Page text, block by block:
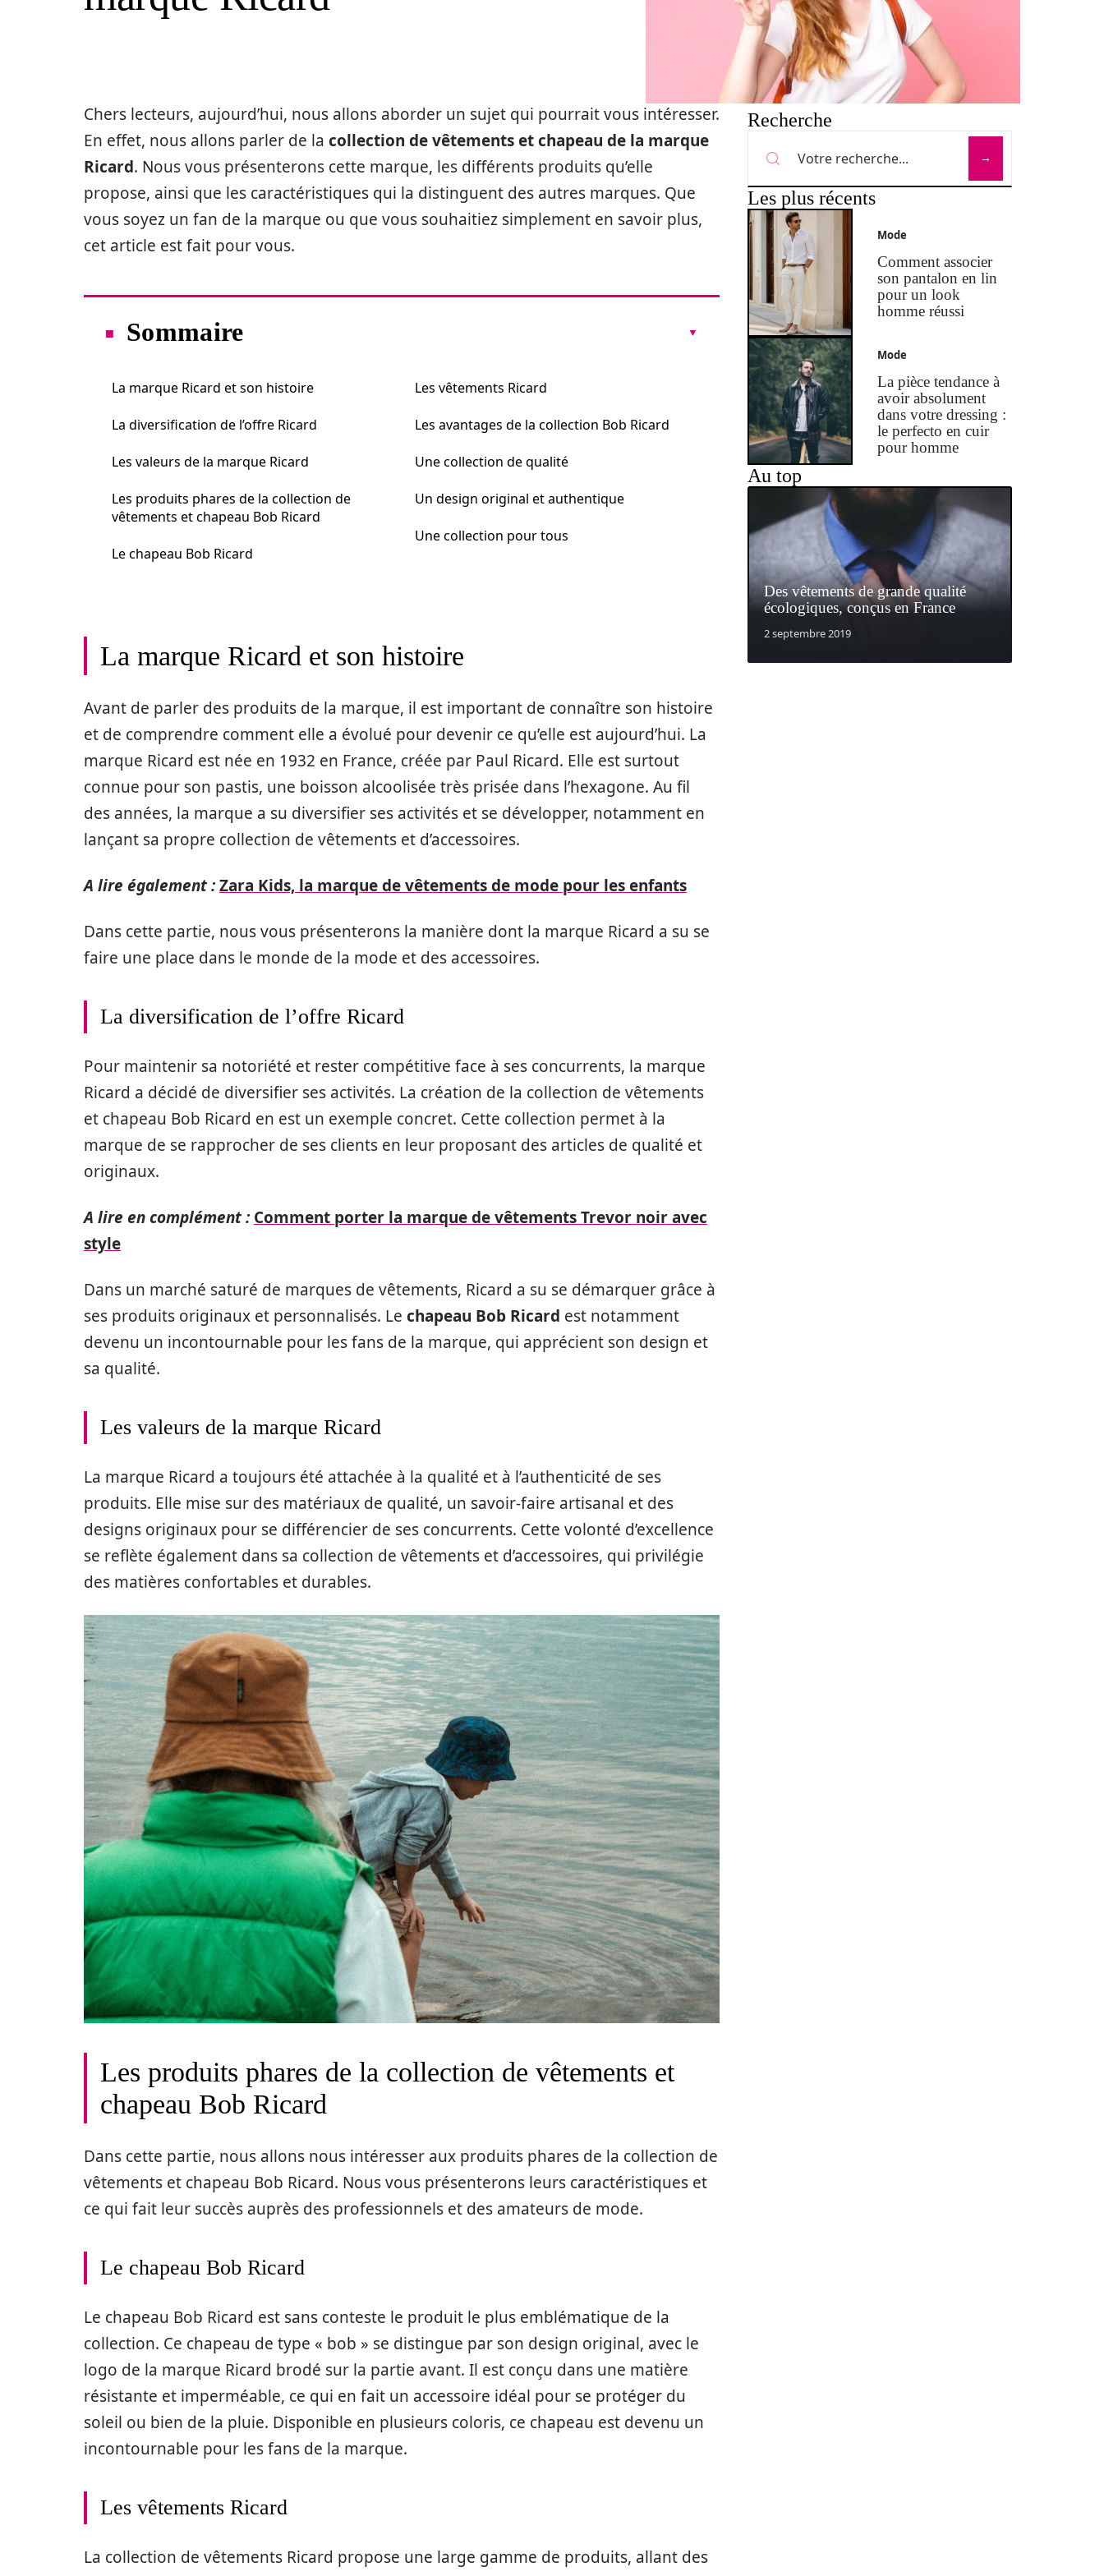
Chers lecteurs, aujourd’hui, nous allons aborder un sujet qui pourrait vous intéresser.
En effet, nous allons parler de la collection de vêtements et chapeau de la marque
Ricard. Nous vous présenterons cette marque, les différents produits qu’elle
propose, ainsi que les caractéristiques qui la distinguent des autres marques. Que
vous soyez un fan de la marque ou que vous souhaitiez simplement en savoir plus,
cet article est fait pour vous.
Sommaire
La marque Ricard et son histoire
La diversification de l’offre Ricard
Les valeurs de la marque Ricard
Les produits phares de la collection de
vêtements et chapeau Bob Ricard
Le chapeau Bob Ricard
Les vêtements Ricard
Les avantages de la collection Bob Ricard
Une collection de qualité
Un design original et authentique
Une collection pour tous
La marque Ricard et son histoire
Avant de parler des produits de la marque, il est important de connaître son histoire
et de comprendre comment elle a évolué pour devenir ce qu’elle est aujourd’hui. La
marque Ricard est née en 1932 en France, créée par Paul Ricard. Elle est surtout
connue pour son pastis, une boisson alcoolisée très prisée dans l’hexagone. Au fil
des années, la marque a su diversifier ses activités et se développer, notamment en
lançant sa propre collection de vêtements et d’accessoires.
A lire également :Zara Kids, la marque de vêtements de mode pour les enfants
Dans cette partie, nous vous présenterons la manière dont la marque Ricard a su se
faire une place dans le monde de la mode et des accessoires.
La diversification de l’offre Ricard
Pour maintenir sa notoriété et rester compétitive face à ses concurrents, la marque
Ricard a décidé de diversifier ses activités. La création de la collection de vêtements
et chapeau Bob Ricard en est un exemple concret. Cette collection permet à la
marque de se rapprocher de ses clients en leur proposant des articles de qualité et
originaux.
A lire en complément : Comment porter la marque de vêtements Trevor noir avec
style
Dans un marché saturé de marques de vêtements, Ricard a su se démarquer grâce à
ses produits originaux et personnalisés. Le chapeau Bob Ricard est notamment
devenu un incontournable pour les fans de la marque, qui apprécient son design et
sa qualité.
Les valeurs de la marque Ricard
La marque Ricard a toujours été attachée à la qualité et à l’authenticité de ses
produits. Elle mise sur des matériaux de qualité, un savoir-faire artisanal et des
designs originaux pour se différencier de ses concurrents. Cette volonté d’excellence
se reflète également dans sa collection de vêtements et d’accessoires, qui privilégie
des matières confortables et durables.
Les produits phares de la collection de vêtements et
chapeau Bob Ricard
Dans cette partie, nous allons nous intéresser aux produits phares de la collection de
vêtements et chapeau Bob Ricard. Nous vous présenterons leurs caractéristiques et
ce qui fait leur succès auprès des professionnels et des amateurs de mode.
Le chapeau Bob Ricard
Le chapeau Bob Ricard est sans conteste le produit le plus emblématique de la
collection. Ce chapeau de type « bob » se distingue par son design original, avec le
logo de la marque Ricard brodé sur la partie avant. Il est conçu dans une matière
résistante et imperméable, ce qui en fait un accessoire idéal pour se protéger du
soleil ou bien de la pluie. Disponible en plusieurs coloris, ce chapeau est devenu un
incontournable pour les fans de la marque.
Les vêtements Ricard
La collection de vêtements Ricard propose une large gamme de produits, allant des
Recherche
Les plus récents
Mode
Comment associer
son pantalon en lin
pour un look
homme réussi
Mode
La pièce tendance à
avoir absolument
dans votre dressing :
le perfecto en cuir
pour homme
Au top
Des vêtements de grande qualité
écologiques, conçus en France
2 septembre 2019